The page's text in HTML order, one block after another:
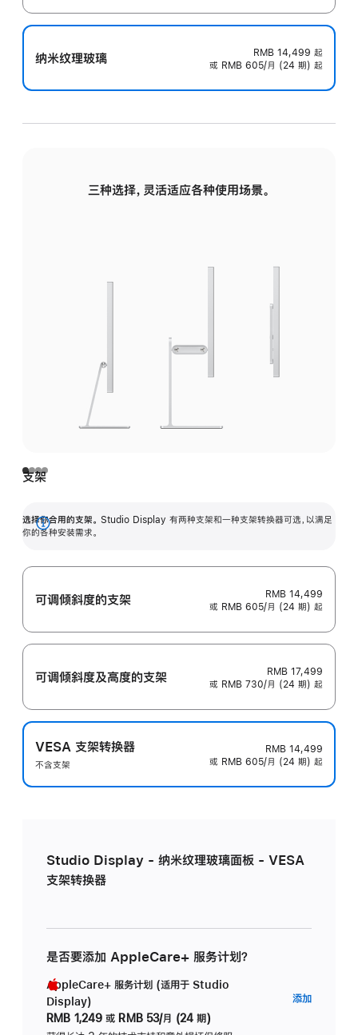
纳米纹理玻璃 RMB 14,499 起
或 RMB 605/月 (24 期) 起
三种选择，灵活适应各种使用场景。
支架
选择你合用的支架。 Studio Display 有两种支架和一种支架转换器可选，以满足
你的各种安装需求。
展
可调倾斜度的支架
RMB 14,499
或 RMB 605/月 (24 期) 起
可调倾斜度及高‍度的支‍架
RMB 17,499
或 RMB 730/月 (24 期) 起
VESA 支架转换器
不含支架
RMB 14,499
或 RMB 605/月 (24 期) 起
Studio Display - 纳米纹理玻璃面板 - VESA
支架转换器
是否要添加 AppleCare+ 服务计划？
AppleCare+ 服务计划 (适用于 Studio
Display)
RMB 1,249 或 RMB 53/月 (24 期)
添加